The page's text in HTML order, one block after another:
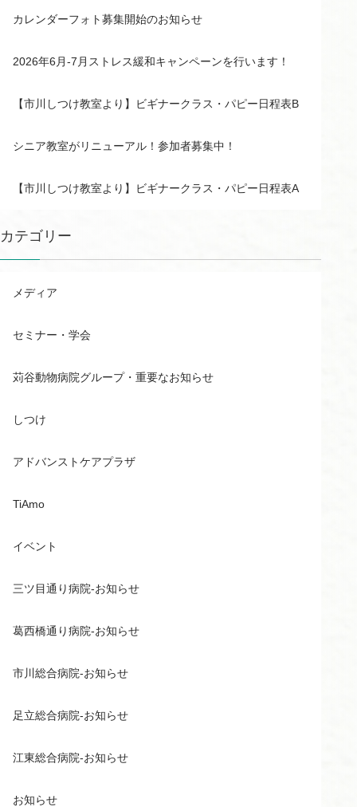
カレンダーフォト募集開始のお知らせ
2026年6月-7月ストレス緩和キャンペーンを行います！
【市川しつけ教室より】ビギナークラス・パピー日程表B
シニア教室がリニューアル！参加者募集中！
【市川しつけ教室より】ビギナークラス・パピー日程表A
カテゴリー
メディア
セミナー・学会
苅谷動物病院グループ・重要なお知らせ
しつけ
アドバンストケアプラザ
TiAmo
イベント
三ツ目通り病院-お知らせ
葛西橋通り病院-お知らせ
市川総合病院-お知らせ
足立総合病院-お知らせ
江東総合病院-お知らせ
お知らせ